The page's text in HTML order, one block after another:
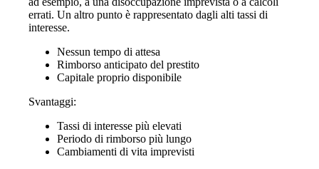
errati. Un altro punto è rappresentato dagli alti tassi di
interesse.
Nessun tempo di attesa
Rimborso anticipato del prestito
Capitale proprio disponibile
Svantaggi:
Tassi di interesse più elevati
Periodo di rimborso più lungo
Cambiamenti di vita imprevisti